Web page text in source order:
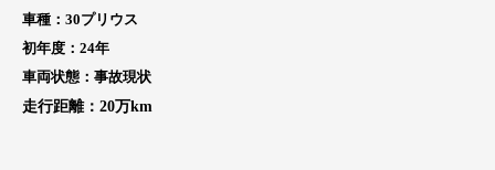
車種：30プリウス
初年度：24年
車両状態：事故現状
走行距離：20万km